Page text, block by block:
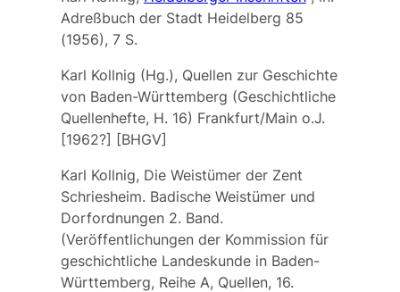
Adreßbuch der Stadt Heidelberg 85
(1956), 7 S.
Karl Kollnig (Hg.), Quellen zur Geschichte
von Baden-Württemberg (Geschichtliche
Quellenhefte, H. 16) Frankfurt/Main o.J.
[1962?] [BHGV]
Karl Kollnig, Die Weistümer der Zent
Schriesheim. Badische Weistümer und
Dorfordnungen 2. Band.
(Veröffentlichungen der Kommission für
geschichtliche Landeskunde in Baden-
Württemberg, Reihe A, Quellen, 16.